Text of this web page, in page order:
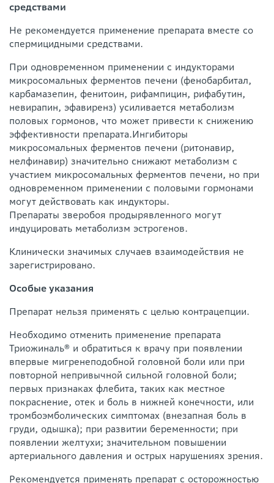
средствами
Не рекомендуется применение препарата вместе со
спермицидными средствами.
При одновременном применении с индукторами
микросомальных ферментов печени (фенобарбитал,
карбамазепин, фенитоин, рифампицин, рифабутин,
невирапин, эфавиренз) усиливается метаболизм
половых гормонов, что может привести к снижению
эффективности препарата.Ингибиторы
микросомальных ферментов печени (ритонавир,
нелфинавир) значительно снижают метаболизм с
участием микросомальных ферментов печени, но при
одновременном применении с половыми гормонами
могут действовать как индукторы.
Препараты зверобоя продырявленного могут
индуцировать метаболизм эстрогенов.
Клинически значимых случаев взаимодействия не
зарегистрировано.
Особые указания
Препарат нельзя применять с целью контрацепции.
Необходимо отменить применение препарата
Триожиналь® и обратиться к врачу при появлении
впервые мигренеподобной головной боли или при
повторной непривычной сильной головной боли;
первых признаках флебита, таких как местное
покраснение, отек и боль в нижней конечности, или
тромбоэмболических симптомах (внезапная боль в
груди, одышка); при развитии беременности; при
появлении желтухи; значительном повышении
артериального давления и острых нарушениях зрения.
Рекомендуется применять препарат с осторожностью